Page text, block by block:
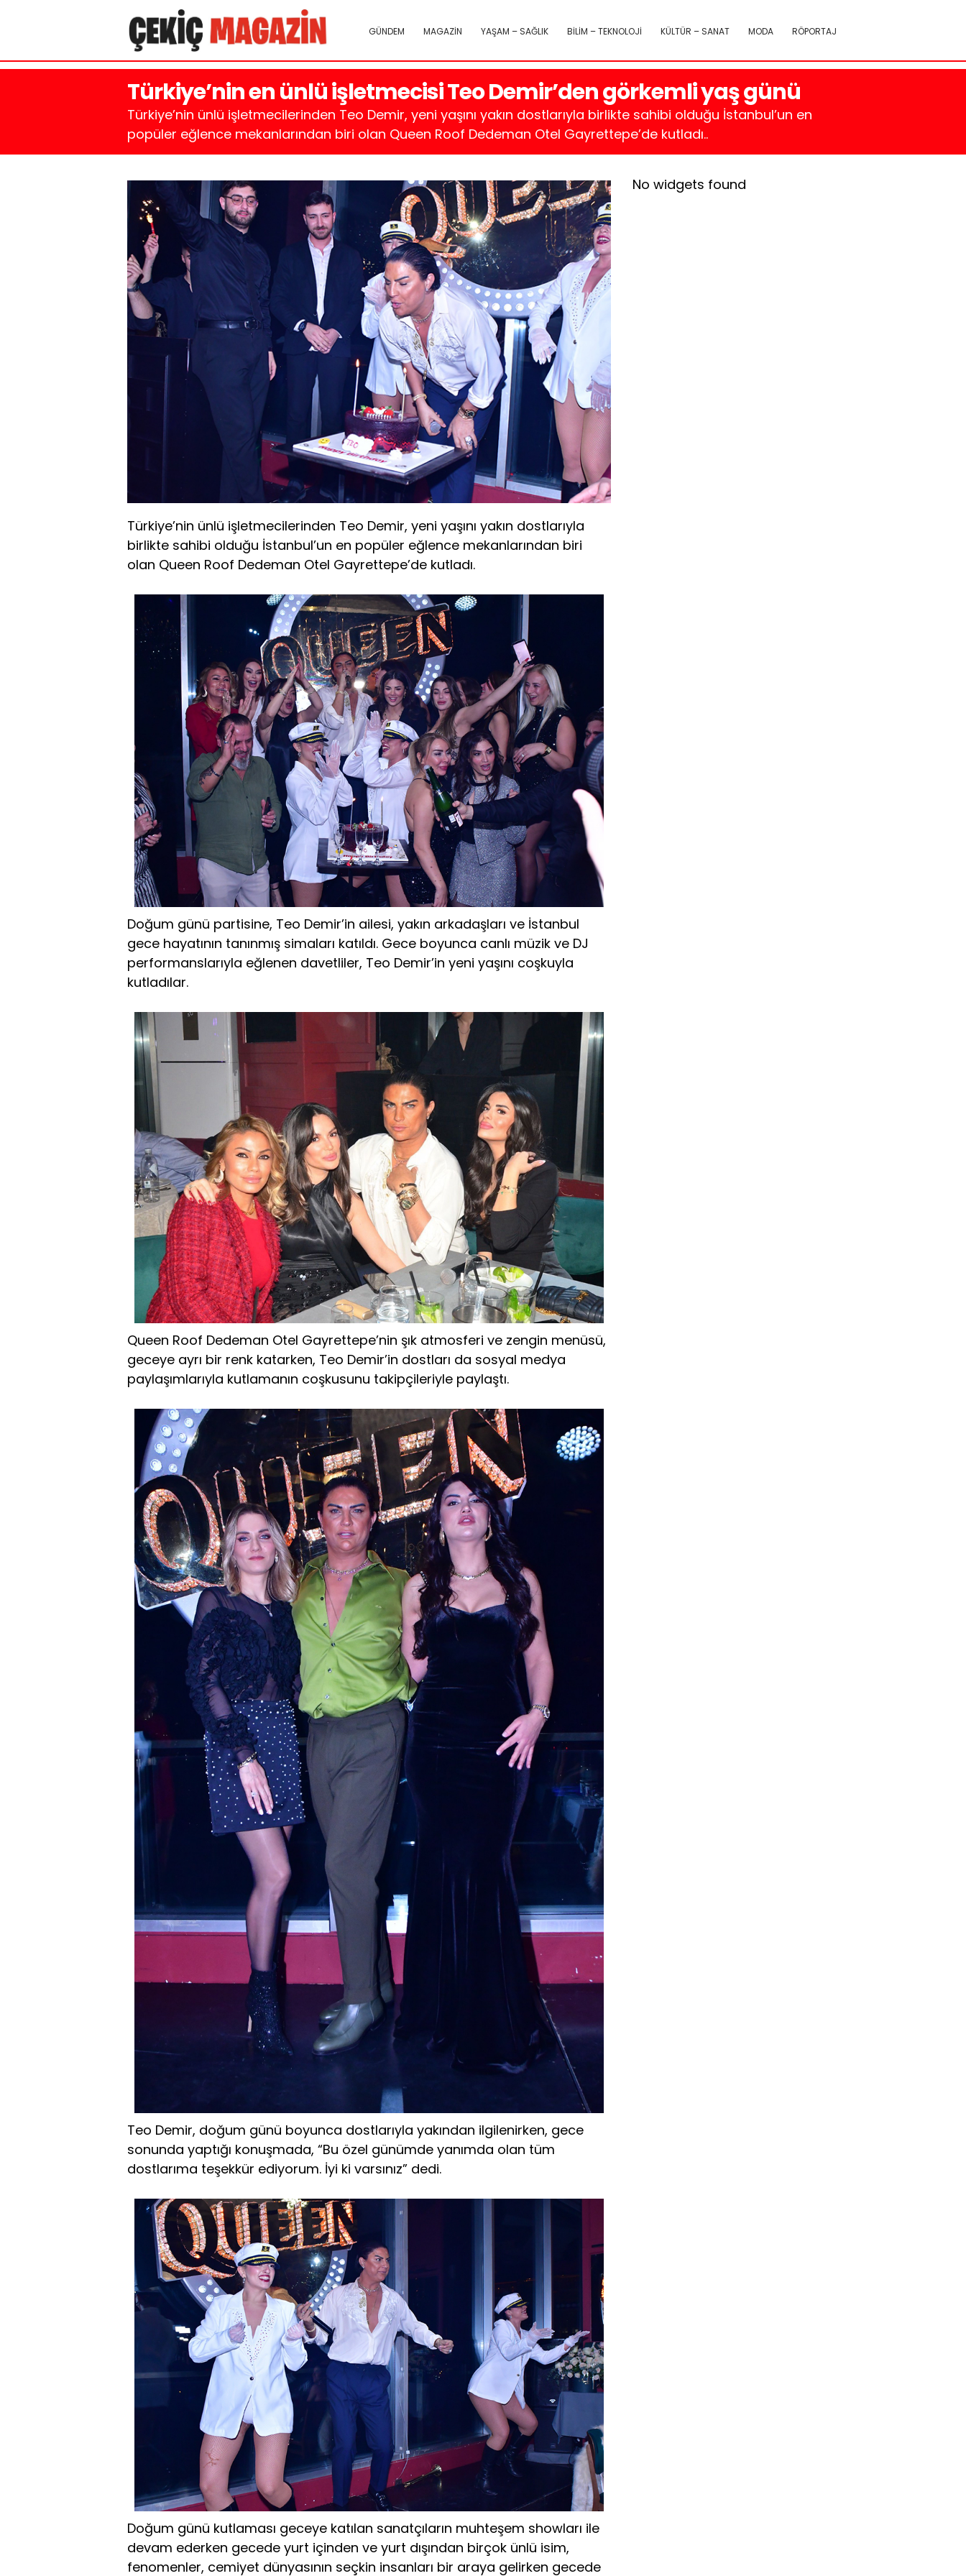
GÜNDEM MAGAZİN YAŞAM – SAĞLIK BİLİM – TEKNOLOJİ KÜLTÜR – SANAT MODA RÖPORTAJ
Türkiye’nin en ünlü işletmecisi Teo Demir’den görkemli yaş günü
Türkiye’nin ünlü işletmecilerinden Teo Demir, yeni yaşını yakın dostlarıyla birlikte sahibi olduğu İstanbul’un en
popüler eğlence mekanlarından biri olan Queen Roof Dedeman Otel Gayrettepe’de kutladı..
Türkiye’nin ünlü işletmecilerinden Teo Demir, yeni yaşını yakın dostlarıyla
birlikte sahibi olduğu İstanbul’un en popüler eğlence mekanlarından biri
olan Queen Roof Dedeman Otel Gayrettepe’de kutladı.
Doğum günü partisine, Teo Demir’in ailesi, yakın arkadaşları ve İstanbul
gece hayatının tanınmış simaları katıldı. Gece boyunca canlı müzik ve DJ
performanslarıyla eğlenen davetliler, Teo Demir’in yeni yaşını coşkuyla
kutladılar.
Queen Roof Dedeman Otel Gayrettepe’nin şık atmosferi ve zengin menüsü,
geceye ayrı bir renk katarken, Teo Demir’in dostları da sosyal medya
paylaşımlarıyla kutlamanın coşkusunu takipçileriyle paylaştı.
Teo Demir, doğum günü boyunca dostlarıyla yakından ilgilenirken, gece
sonunda yaptığı konuşmada, “Bu özel günümde yanımda olan tüm
dostlarıma teşekkür ediyorum. İyi ki varsınız” dedi.
Doğum günü kutlaması geceye katılan sanatçıların muhteşem showları ile
devam ederken gecede yurt içinden ve yurt dışından birçok ünlü isim,
fenomenler, cemiyet dünyasının seçkin insanları bir araya gelirken gecede
No widgets found